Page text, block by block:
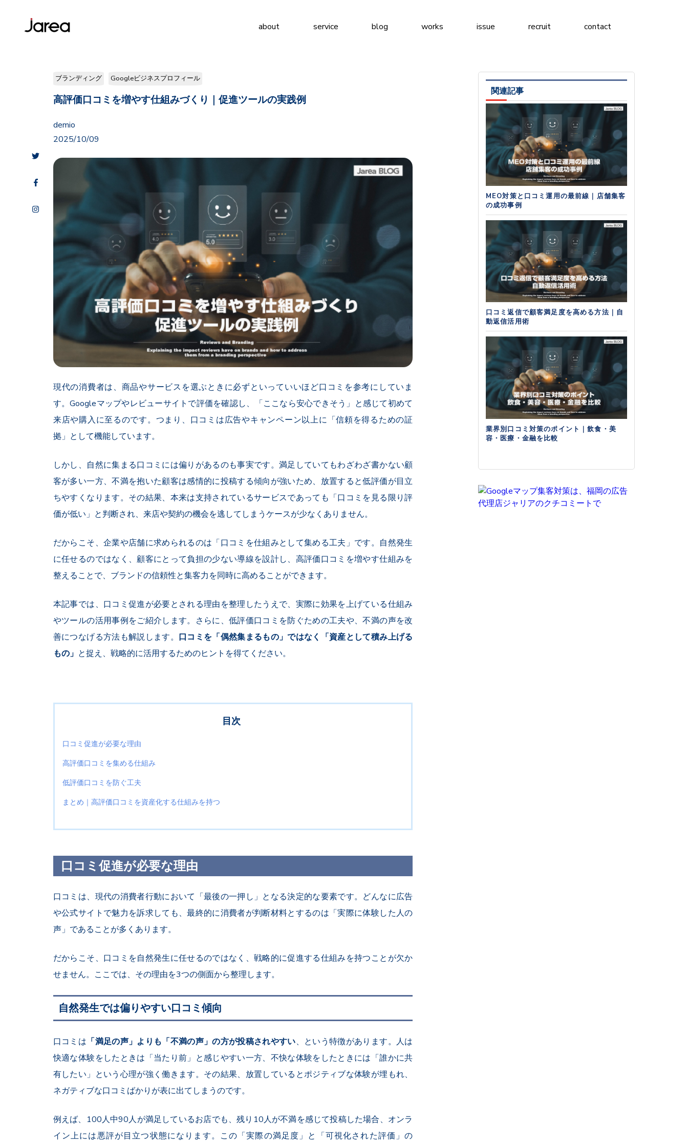
about service blog works issue recruit contact
ブランディング Googleビジネスプロフィール
高評価口コミを増やす仕組みづくり｜促進ツールの実践例
demio
2025/10/09
現代の消費者は、商品やサービスを選ぶときに必ずといっていいほど口コミを参考にしていま
す。Googleマップやレビューサイトで評価を確認し、「ここなら安心できそう」と感じて初めて
来店や購入に至るのです。つまり、口コミは広告やキャンペーン以上に「信頼を得るための証
拠」として機能しています。
しかし、自然に集まる口コミには偏りがあるのも事実です。満足していてもわざわざ書かない顧
客が多い一方、不満を抱いた顧客は感情的に投稿する傾向が強いため、放置すると低評価が目立
ちやすくなります。その結果、本来は支持されているサービスであっても「口コミを見る限り評
価が低い」と判断され、来店や契約の機会を逃してしまうケースが少なくありません。
だからこそ、企業や店舗に求められるのは「口コミを仕組みとして集める工夫」です。自然発生
に任せるのではなく、顧客にとって負担の少ない導線を設計し、高評価口コミを増やす仕組みを
整えることで、ブランドの信頼性と集客力を同時に高めることができます。
本記事では、口コミ促進が必要とされる理由を整理したうえで、実際に効果を上げている仕組み
やツールの活用事例をご紹介します。さらに、低評価口コミを防ぐための工夫や、不満の声を改
善につなげる方法も解説します。 口コミを「偶然集まるもの」ではなく「資産として積み上げる
もの」 と捉え、戦略的に活用するためのヒントを得てください。
目次
口コミ促進が必要な理由
高評価口コミを集める仕組み
低評価口コミを防ぐ工夫
まとめ｜高評価口コミを資産化する仕組みを持つ
口コミ促進が必要な理由
口コミは、現代の消費者行動において「最後の一押し」となる決定的な要素です。どんなに広告
や公式サイトで魅力を訴求しても、最終的に消費者が判断材料とするのは「実際に体験した人の
声」であることが多くあります。
だからこそ、口コミを自然発生に任せるのではなく、戦略的に促進する仕組みを持つことが欠か
せません。ここでは、その理由を3つの側面から整理します。
自然発生では偏りやすい口コミ傾向
口コミは 「満足の声」よりも「不満の声」の方が投稿されやすい、という特徴があります。人は
快適な体験をしたときは「当たり前」と感じやすい一方、不快な体験をしたときには「誰かに共
有したい」という心理が強く働きます。その結果、放置しているとポジティブな体験が埋もれ、
ネガティブな口コミばかりが表に出てしまうのです。
例えば、 100人中90人が満足しているお店でも、残り 10人が不満を感じて投稿した場合、オンラ
イン上には悪評が目立つ状態になります。この「実際の満足度」と「可視化された評価」の
関連記事
MEO対策と口コミ運用の最前線｜店舗集客
の成功事例
口コミ返信で顧客満足度を高める方法｜自
動返信活用術
業界別口コミ対策のポイント｜飲食・美
容・医療・金融を比較